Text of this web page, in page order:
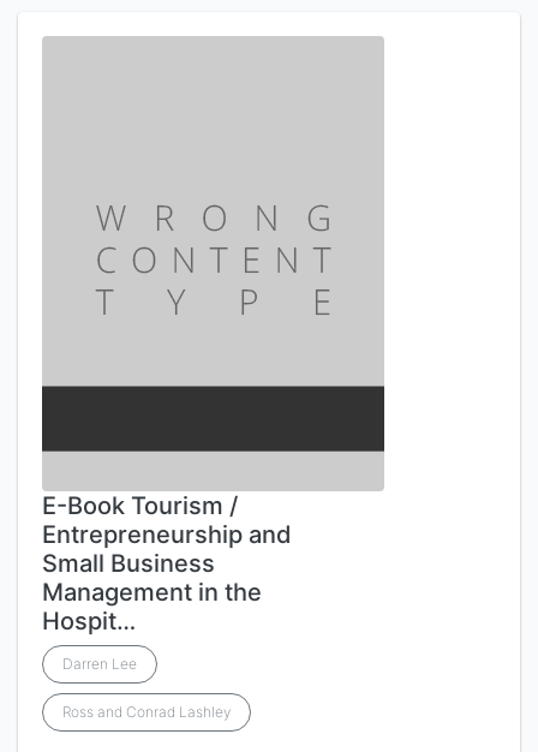
E-Book Tourism /
Entrepreneurship and
Small Business
Management in the
Hospit…
Darren Lee
Ross and Conrad Lashley